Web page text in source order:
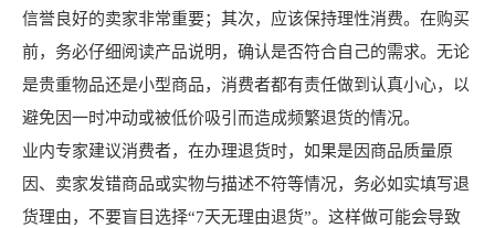
信誉良好的卖家非常重要；其次，应该保持理性消费。在购买
前，务必仔细阅读产品说明，确认是否符合自己的需求。无论
是贵重物品还是小型商品，消费者都有责任做到认真小心，以
避免因一时冲动或被低价吸引而造成频繁退货的情况。
业内专家建议消费者，在办理退货时，如果是因商品质量原
因、卖家发错商品或实物与描述不符等情况，务必如实填写退
货理由，不要盲目选择“7天无理由退货”。这样做可能会导致